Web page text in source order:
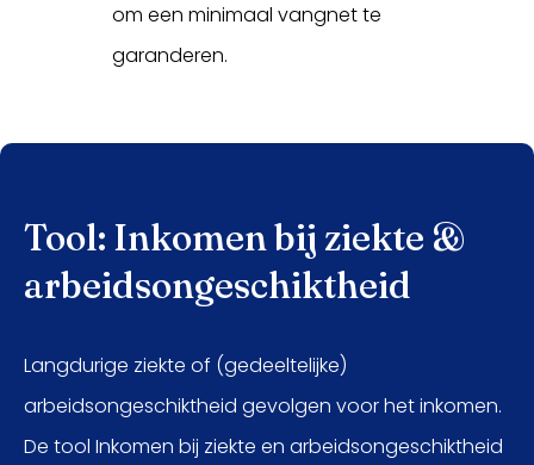
om een minimaal vangnet te
garanderen.
Tool: Inkomen bij ziekte &
arbeidsongeschiktheid
Langdurige ziekte of (gedeeltelijke)
arbeidsongeschiktheid gevolgen voor het inkomen.
De tool Inkomen bij ziekte en arbeidsongeschiktheid